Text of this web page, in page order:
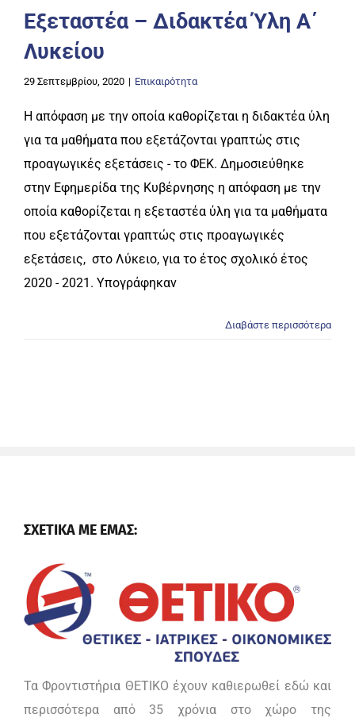
Εξεταστέα – Διδακτέα Ύλη Α΄
Λυκείου
29 Σεπτεμβρίου, 2020 | Επικαιρότητα
Η απόφαση με την οποία καθορίζεται η διδακτέα ύλη
για τα μαθήματα που εξετάζονται γραπτώς στις
προαγωγικές εξετάσεις - το ΦΕΚ. Δημοσιεύθηκε
στην Εφημερίδα της Κυβέρνησης η απόφαση με την
οποία καθορίζεται η εξεταστέα ύλη για τα μαθήματα
που εξετάζονται γραπτώς στις προαγωγικές
εξετάσεις, στο Λύκειο, για το έτος σχολικό έτος
2020 - 2021. Υπογράφηκαν
Διαβάστε περισσότερα
ΣΧΕΤΙΚΑ ΜΕ ΕΜΑΣ:
Τα Φροντιστήρια ΘΕΤΙΚΟ έχουν καθιερωθεί εδώ και
περισσότερα από 35 χρόνια στο χώρο της